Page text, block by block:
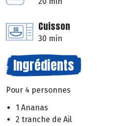
Cuisson
30 min
Ingrédients
Pour 4 personnes
1 Ananas
2 tranche de Ail